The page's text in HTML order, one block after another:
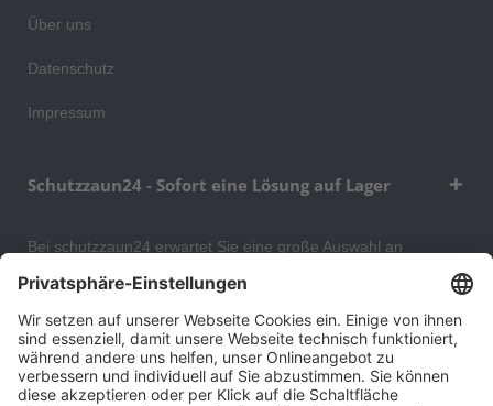
Über uns
Datenschutz
Impressum
Schutzzaun24 - Sofort eine Lösung auf Lager
Bei schutzzaun24 erwartet Sie eine große Auswahl an
Schutzgittern, Schutzeinrichtungen, Absturzsicherungen und
auch Ihr Wohngebäude optimal organisieren und sichern
können. An unserem Versandlager bevorraten wir ein großes
Sortiment von Lagerartikeln, welche innerhalb von 48 Stunden